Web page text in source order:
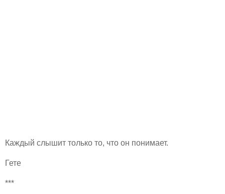
Каждый слышит только то, что он понимает.
Гете
***